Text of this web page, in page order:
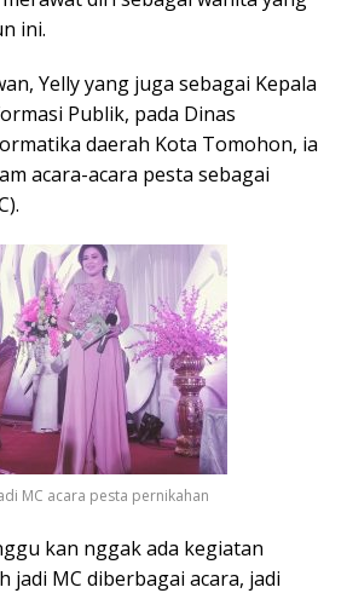
ini.
Yelly yang juga sebagai Kepala
Publik, pada Dinas
daerah Kota Tomohon, ia
acara-acara pesta sebagai
MC acara pesta pernikahan
kan nggak ada kegiatan
jadi MC diberbagai acara, jadi